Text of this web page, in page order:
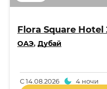
Flora Square Hotel
ОАЭ, Дубай
С14.08.2026 4 ночи